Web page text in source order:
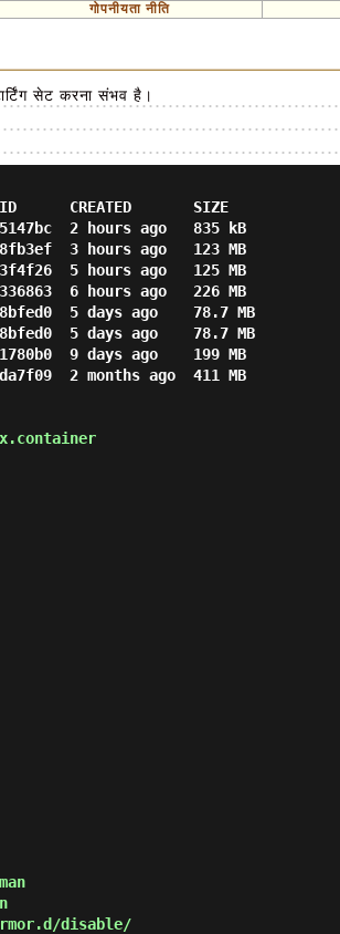
गोपनीयता नीति
सेट करना संभव है।
CREATED       SIZE
2 hours ago   835 kB
3 hours ago   123 MB
5 hours ago   125 MB
6 hours ago   226 MB
5 days ago    78.7 MB
5 days ago    78.7 MB
9 days ago    199 MB
2 months ago  411 MB
disable/